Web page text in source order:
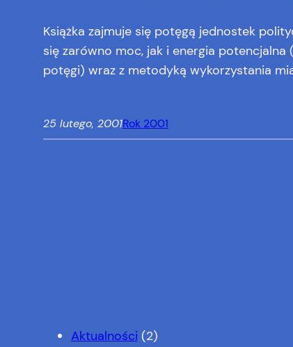
Książka zajmuje się potęgą jednostek
się zarówno moc, jak i energia
potęgi) wraz z metodyką wykorzystania
25 lutego, 2001Rok 2001
Aktualności (2)